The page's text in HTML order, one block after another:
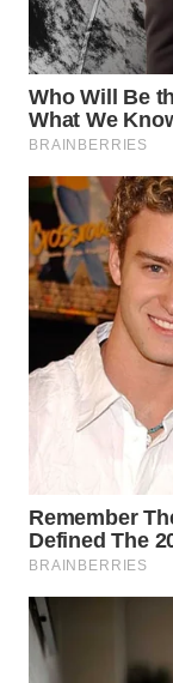
WN
BOGOR
WN
WN
TAPANULI
UTARA
WN
SAMOSIR
WN
WN
SUMEDANG
CIANJUR